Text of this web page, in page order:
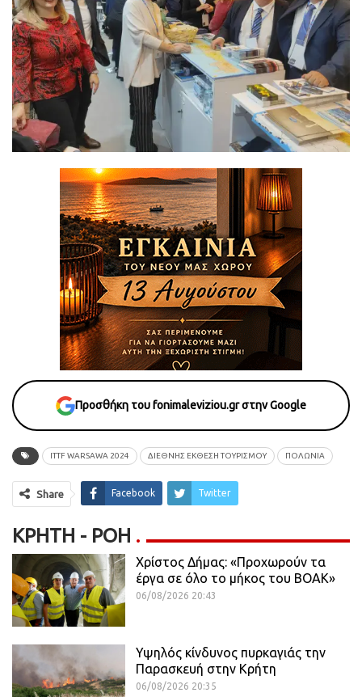
Προσθήκη του fonimaleviziou.gr στην Google
ITTF WARSAWA 2024 ΔΙΕΘΝΗΣ ΕΚΘΕΣΗ ΤΟΥΡΙΣΜΟΥ ΠΟΛΩΝΙΑ
Share Facebook Twitter
ΚΡΉΤΗ - ΡΟΗ
Χρίστος Δήμας: «Προχωρούν τα
έργα σε όλο το μήκος του ΒΟΑΚ»
06/08/2026 20:43
Υψηλός κίνδυνος πυρκαγιάς την
Παρασκευή στην Κρήτη
06/08/2026 20:35